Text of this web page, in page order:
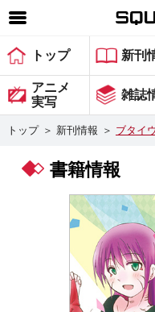
SQUARE ENIX 公
ゲーム
マガジン＆ブックス
グッズ
トップ 新刊
アニメ
実写
雑誌
トップ ＞ 新刊情報 ＞ ブタイ
書籍情報